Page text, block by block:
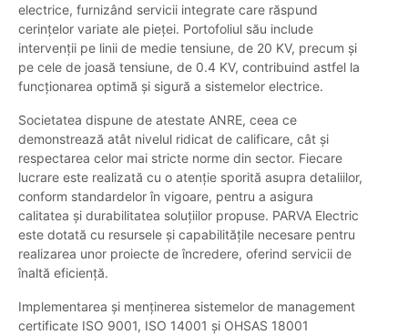
electrice, furnizând servicii integrate care răspund
cerințelor variate ale pieței. Portofoliul său include
intervenții pe linii de medie tensiune, de 20 KV, precum și
pe cele de joasă tensiune, de 0.4 KV, contribuind astfel la
funcționarea optimă și sigură a sistemelor electrice.
Societatea dispune de atestate ANRE, ceea ce
demonstrează atât nivelul ridicat de calificare, cât și
respectarea celor mai stricte norme din sector. Fiecare
lucrare este realizată cu o atenție sporită asupra detaliilor,
conform standardelor în vigoare, pentru a asigura
calitatea și durabilitatea soluțiilor propuse. PARVA Electric
este dotată cu resursele și capabilitățile necesare pentru
realizarea unor proiecte de încredere, oferind servicii de
înaltă eficiență.
Implementarea și menținerea sistemelor de management
certificate ISO 9001, ISO 14001 și OHSAS 18001